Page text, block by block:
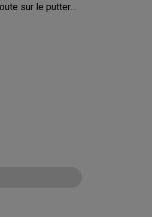
sur le putter
avec ces